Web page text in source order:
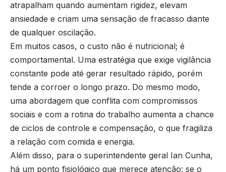
atrapalham quando aumentam rigidez, elevam
ansiedade e criam uma sensação de fracasso diante
de qualquer oscilação.
Em muitos casos, o custo não é nutricional; é
comportamental. Uma estratégia que exige vigilância
constante pode até gerar resultado rápido, porém
tende a corroer o longo prazo. Do mesmo modo,
uma abordagem que conflita com compromissos
sociais e com a rotina do trabalho aumenta a chance
de ciclos de controle e compensação, o que fragiliza
a relação com comida e energia.
Além disso, para o superintendente geral Ian Cunha,
há um ponto fisiológico que merece atenção: se o